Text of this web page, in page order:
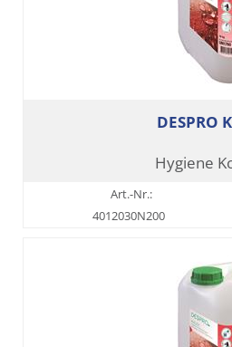
DESPRO
Hygiene
Art.-Nr.:
4012030N200